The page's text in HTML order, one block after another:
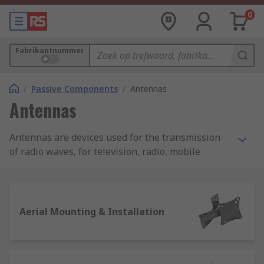
0
Fabrikantnummer
/ Passive Components / Antennas
Antennas
Antennas are devices used for the transmission
of radio waves, for television, radio, mobile
Aerial Mounting & Installation